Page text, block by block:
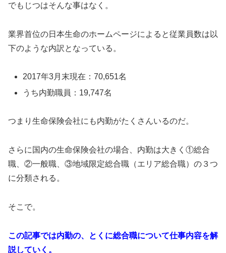
でもじつはそんな事はなく。
業界首位の日本生命のホームページによると従業員数は以
下のような内訳となっている。
2017年3月末現在：70,651名
うち内勤職員：19,747名
つまり生命保険会社にも内勤がたくさんいるのだ。
さらに国内の生命保険会社の場合、内勤は大きく①総合
職、②一般職、③地域限定総合職（エリア総合職）の３つ
に分類される。
そこで。
この記事では内勤の、とくに総合職について仕事内容を解
説していく。